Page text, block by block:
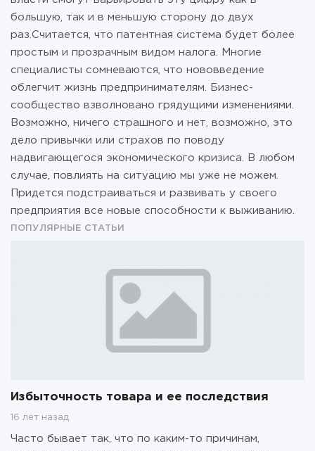
большую, так и в меньшую сторону до двух
раз.Считается, что патентная система будет более
простым и прозрачным видом налога. Многие
специалисты сомневаются, что нововведение
облегчит жизнь предпринимателям. Бизнес-
сообщество взволновано грядущими изменениями.
Возможно, ничего страшного и нет, возможно, это
дело привычки или страхов по поводу
надвигающегося экономического кризиса. В любом
случае, повлиять на ситуацию мы уже не можем.
Придется подстраиваться и развивать у своего
предприятия все новые способности к выживанию.
ПОПУЛЯРНЫЕ СТАТЬИ
Избыточность товара и ее последствия
16 лет назад
Часто бывает так, что по каким-то причинам,